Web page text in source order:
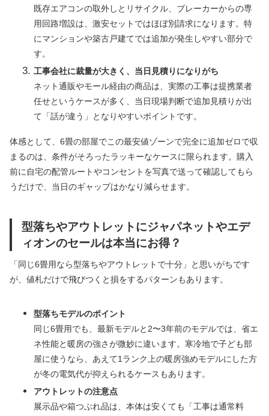
既存エアコンの取外しとリサイクル、ブレーカーからの専
用回路増設は、激安セットではほぼ別請求になります。特
にマンションや築古戸建てでは追加が発生しやすい部分で
す。
工事会社に裁量が大きく、当日見積りになりがち
ネット通販やモール経由の商品は、実際の工事は提携業者
任せというケースが多く、当日現場判断で追加見積りが出
て「話が違う」となりやすいポイントです。
体感として、6畳の部屋でこの最安値ゾーンで完全に追加ゼロで収
まるのは、条件がそろったラッキーなケースに限られます。購入
前に自宅の配管ルートやコンセントを写真で送って確認してもら
うだけで、当日のギャップはかなり減らせます。
型落ちやアウトレットにジャパネットやエデ
ィオンのセールは本当にお得？
「同じ6畳用なら型落ちやアウトレットで十分」と思いがちです
が、値札だけで飛びつくと損をするパターンもあります。
型落ちモデルのポイント
同じ6畳用でも、最新モデルと2〜3年前のモデルでは、省エ
ネ性能と暖房の強さが微妙に違います。寒冷地で子ども部
屋に使うなら、あえて1ランク上の暖房強めモデルにした方
が冬の電気代が抑えられるケースもあります。
アウトレットの注意点
展示品や箱つぶれ品は、本体は安くても「工事は通常料